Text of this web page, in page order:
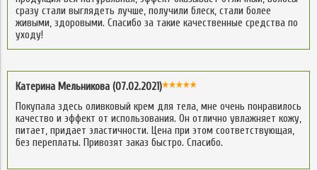
сразу стали выглядеть лучше, получили блеск, стали более
живыми, здоровыми. Спасибо за такие качественные средства по
уходу!
Катерина Мельникова (07.02.2021)
Покупала здесь оливковый крем для тела, мне очень понравилось
качество и эффект от использования. Он отлично увлажняет кожу,
питает, придает эластичности. Цена при этом соответствующая,
без переплаты. Привозят заказ быстро. Спасибо.